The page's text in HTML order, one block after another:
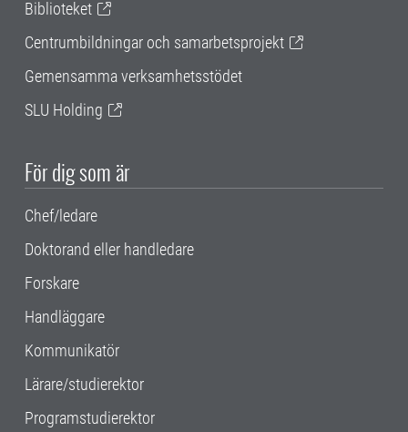
Biblioteket
Centrumbildningar och samarbetsprojekt
Gemensamma verksamhetsstödet
SLU Holding
För dig som är
Chef/ledare
Doktorand eller handledare
Forskare
Handläggare
Kommunikatör
Lärare/studierektor
Programstudierektor